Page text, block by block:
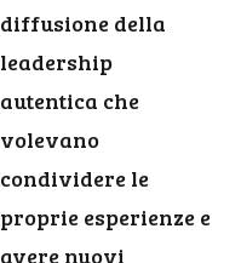
diffusione della
leadership
autentica che
volevano
condividere le
proprie esperienze e
avere nuovi